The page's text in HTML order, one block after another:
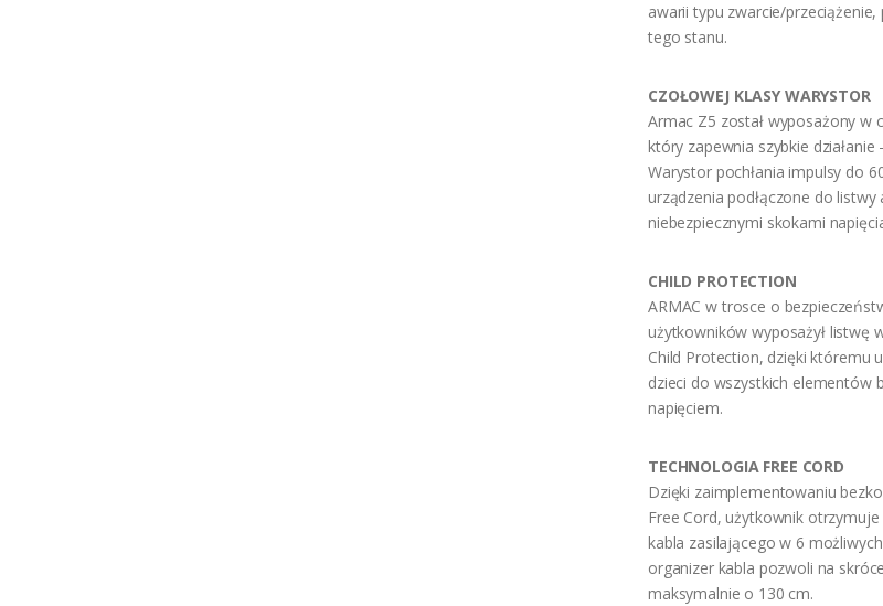
awarii typu zwarcie/
tego stanu.
CZOŁOWEJ KLASY WARYSTOR
Armac Z5 został wyposażony w
który zapewnia szybkie
Warystor pochłania impulsy do
urządzenia podłączone do
niebezpiecznymi skokami
CHILD PROTECTION
ARMAC w trosce o
użytkowników wyposażył listwę
Child Protection, dzięki któremu
dzieci do wszystkich elementów
napięciem.
TECHNOLOGIA FREE CORD
Dzięki zaimplementowaniu
Free Cord, użytkownik
kabla zasilającego w 6
organizer kabla pozwoli na
maksymalnie o 130 cm.